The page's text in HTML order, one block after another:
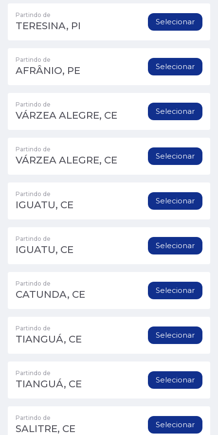
Partindo de
TERESINA, PI Selecionar
Partindo de
AFRÂNIO, PE Selecionar
Partindo de
VÁRZEA ALEGRE, CE Selecionar
Partindo de
VÁRZEA ALEGRE, CE Selecionar
Partindo de
IGUATU, CE Selecionar
Partindo de
IGUATU, CE Selecionar
Partindo de
CATUNDA, CE Selecionar
Partindo de
TIANGUÁ, CE Selecionar
Partindo de
TIANGUÁ, CE Selecionar
Partindo de
SALITRE, CE Selecionar